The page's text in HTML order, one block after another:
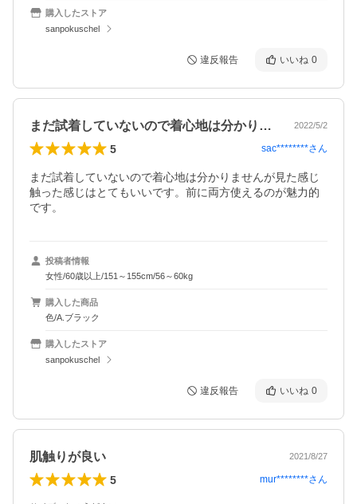
購入したストア
sanpokuschel
違反報告 いいね 0
まだ試着していないので着心地は分かりま… 2022/5/2
5 sac********さん
まだ試着していないので着心地は分かりませんが見た感じ
触った感じはとてもいいです。前に両方使えるのが魅力的
です。
投稿者情報
女性/60歳以上/151～155cm/56～60kg
購入した商品
色/A.ブラック
購入したストア
sanpokuschel
違反報告 いいね 0
肌触りが良い 2021/8/27
5 mur********さん